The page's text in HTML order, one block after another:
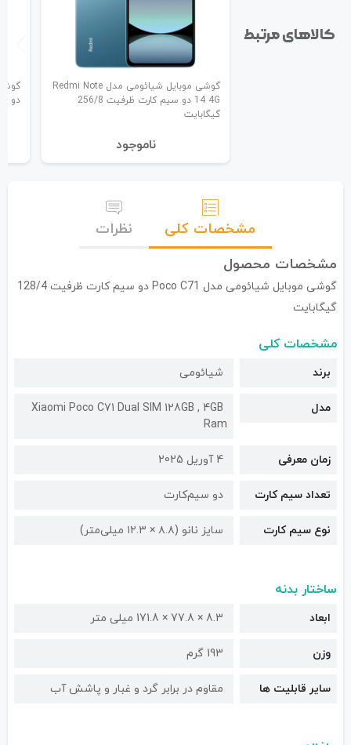
کالاهای مرتبط
گوشی موبایل شیائومی مدل Redmi Note
14 4G دو سیم کارت ظرفیت 256/8
گیگابایت
نا‌موجود
دو سیم
مشخصات کلی
نظرات
مشخصات محصول
گوشی موبایل شیائومی مدل Poco C71 دو سیم کارت ظرفیت 128/4
گیگابایت
مشخصات کلی
برند شیائومی
مدل
Xiaomi Poco C71 Dual SIM 128GB , 4GB
Ram
زمان معرفی 4 آوریل 2025
تعداد سیم کارت دو سیم‌کارت
نوع سیم کارت سایز نانو (۸.۸ × ۱۲.۳ میلی‌متر)
ساختار بدنه
ابعاد 8.3 × 77.8 × 171.8 میلی متر
وزن 193 گرم
سایر قابلیت ها مقاوم در برابر گرد و غبار و پاشش آب